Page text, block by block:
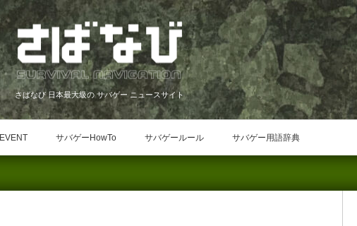
さばなび 日本最大級の サバゲー ニュースサイト
EVENT サバゲーHowTo サバゲールール サバゲー用語辞典